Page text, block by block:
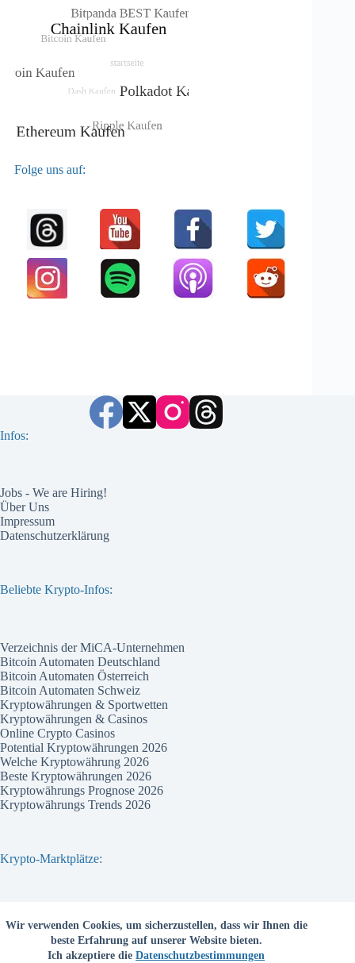
Wir verwenden Cookies, um sicherzustellen, dass wir Ihnen die
beste Erfahrung auf unserer Website bieten.
Ich akzeptiere dieDatenschutzbestimmungen
Folge uns auf:
Infos:
Jobs - We are Hiring!
Über Uns
Impressum
Datenschutzerklärung
Beliebte Krypto-Infos:
Verzeichnis der MiCA-Unternehmen
Bitcoin Automaten Deutschland
Bitcoin Automaten Österreich
Bitcoin Automaten Schweiz
Kryptowährungen & Sportwetten
Kryptowährungen & Casinos
Online Crypto Casinos
Potential Kryptowährungen 2026
Welche Kryptowährung 2026
Beste Kryptowährungen 2026
Kryptowährungs Prognose 2026
Kryptowährungs Trends 2026
Krypto-Marktplätze:
Bitpanda
Bitcoin.de